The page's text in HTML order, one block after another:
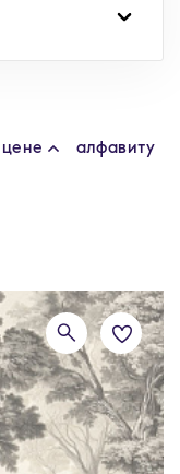
цене алфавиту